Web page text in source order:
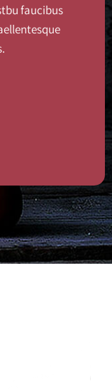
faucibus